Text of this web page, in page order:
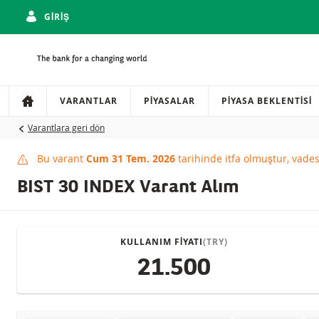
GIRIŞ
Gezinti
Sitede gezinti
VARANTLAR PIYASALAR PIYASA BEKLENTISI
Varantlara geri dön
This product has
Bu varant Cum 31 Tem. 2026 tarihinde itfa olmuştur,
BIST 30 INDEX Varant Alım
KULLANIM FIYATI(TRY)
21.500